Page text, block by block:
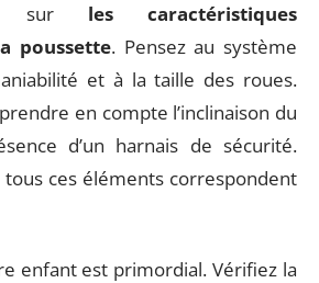
sur les caractéristiques
poussette. Pensez au système
et à la taille des roues.
en compte l’inclinaison du
d’un harnais de sécurité.
tous ces éléments correspondent
enfant est primordial. Vérifiez la